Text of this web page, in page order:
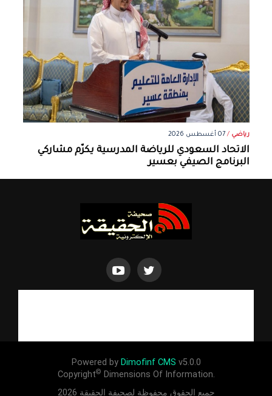
رياضي /07 أغسطس 2026
الاتحاد السعودي للرياضة المدرسية يكرّم مشاركي
البرنامج الصيفي بعسير
Powered by Dimofinf CMS v5.0.0
Copyright© Dimensions Of Information.
جميع الحقوق محفوظة لصحيفة الحقيقة 2026